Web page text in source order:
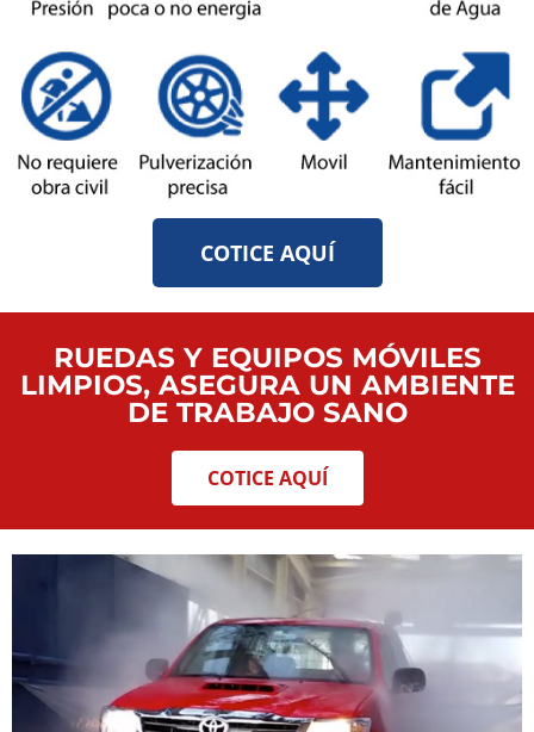
COTICE AQUÍ
RUEDAS Y EQUIPOS MÓVILES
LIMPIOS, ASEGURA UN AMBIENTE
DE TRABAJO SANO
COTICE AQUÍ